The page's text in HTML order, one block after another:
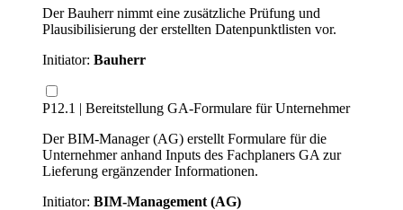
Der Bauherr nimmt eine zusätzliche Prüfung und
Plausibilisierung der erstellten Datenpunktlisten vor.
Initiator: Bauherr
P12.1 | Bereitstellung GA-Formulare für Unternehmer
Der BIM-Manager (AG) erstellt Formulare für die
Unternehmer anhand Inputs des Fachplaners GA zur
Lieferung ergänzender Informationen.
Initiator: BIM-Management (AG)